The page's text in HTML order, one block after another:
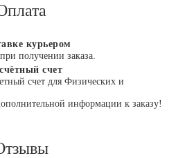
курьером
получении заказа.
счет
счет для Физических и
информации к заказу!